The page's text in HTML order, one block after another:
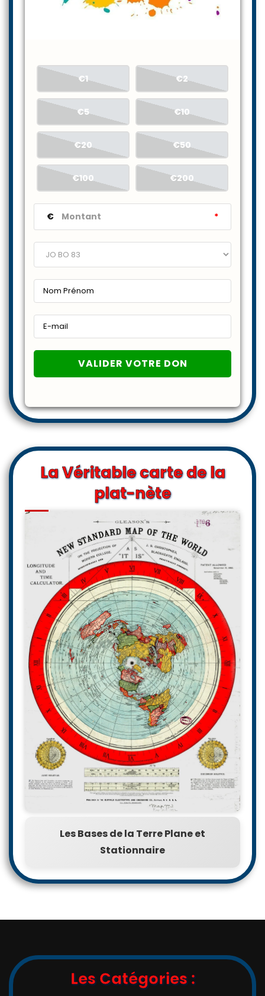
€1 €2
€5 €10
€20 €50
€100 €200
€ *
La Véritable carte de la
plat-nète
Les Bases de la Terre Plane et
Stationnaire
Les Catégories :